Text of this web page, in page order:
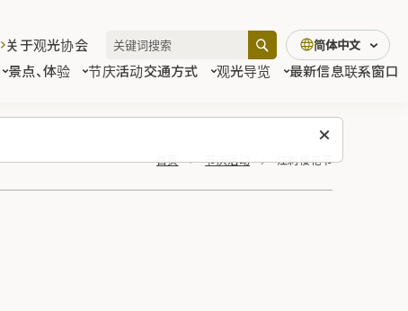
景点、体验 节庆活动交通方式 观光导览 最新信息联系窗口
关于观光协会 简体中文
首页 节庆活动 江刺樱花节